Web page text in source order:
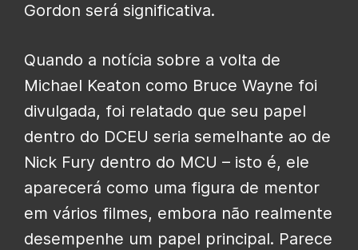
Gordon será significativa.
Quando a notícia sobre a volta de
Michael Keaton como Bruce Wayne foi
divulgada, foi relatado que seu papel
dentro do DCEU seria semelhante ao de
Nick Fury dentro do MCU – isto é, ele
aparecerá como uma figura de mentor
em vários filmes, embora não realmente
desempenhe um papel principal. Parece